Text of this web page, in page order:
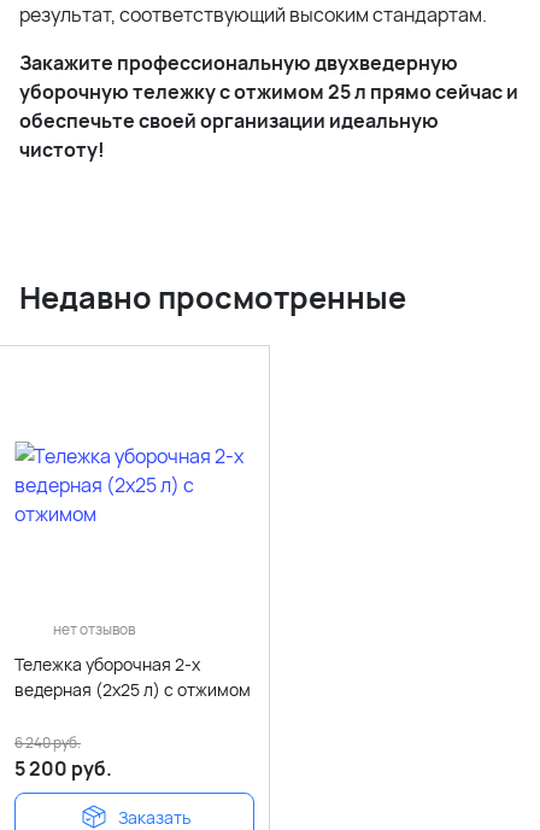
результат, соответствующий высоким стандартам.
Закажите профессиональную двухведерную
уборочную тележку с отжимом 25 л прямо сейчас и
обеспечьте своей организации идеальную
чистоту!
Недавно просмотренные
нет отзывов
Тележка уборочная 2-х
ведерная (2x25 л) с отжимом
5 200 руб.
6 240руб.
Заказать